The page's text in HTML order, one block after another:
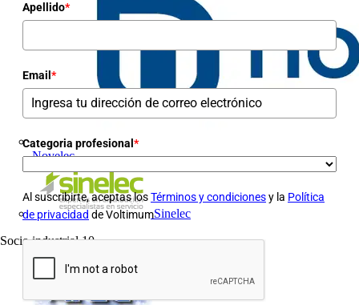
Novelec
Sinelec
Socio industrial 10
Apellido*
Email *
Categoria profesional *
Al suscribirte, aceptas losTérminos y condicionesy la Política
de privacidad de Voltimum